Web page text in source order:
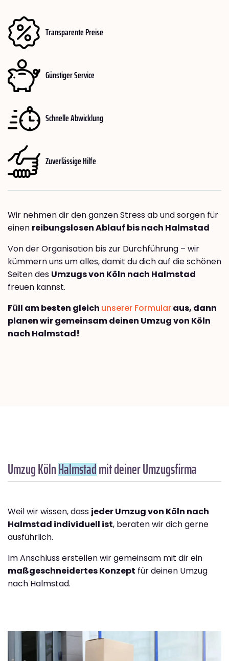
Transparente Preise
Günstiger Service
Schnelle Abwicklung
Zuverlässige Hilfe
Wir nehmen dir den ganzen Stress ab und sorgen für
einen reibungslosen Ablauf bis nach Halmstad
Von der Organisation bis zur Durchführung – wir
kümmern uns um alles, damit du dich auf die schönen
Seiten des Umzugs von Köln nach Halmstad
freuen kannst.
Füll am besten gleich unserer Formularaus, dann
planen wir gemeinsam deinen Umzug von Köln
nach Halmstad!
Umzug KölnHalmstadmit deiner Umzugsfirma
Weil wir wissen, dass jeder Umzug von Köln nach
Halmstad individuell ist, beraten wir dich gerne
ausführlich.
Im Anschluss erstellen wir gemeinsam mit dir ein
maßgeschneidertes Konzept für deinen Umzug
nach Halmstad.